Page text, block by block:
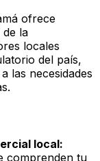
ofrece
de la
locales
del país,
las necesidades
local:
comprenden tu